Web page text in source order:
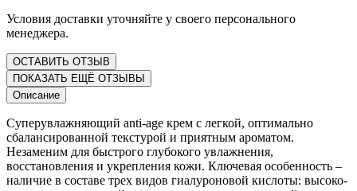
Условия доставки уточняйте у своего персонального
менеджера.
ОСТАВИТЬ ОТЗЫВ
ПОКАЗАТЬ ЕЩЁ ОТЗЫВЫ
Описание
Суперувлажняющий anti-age крем с легкой, оптимально
сбалансированной текстурой и приятным ароматом.
Незаменим для быстрого глубокого увлажнения,
восстановления и укрепления кожи. Ключевая особенность –
наличие в составе трех видов гиалуроновой кислоты: высоко-